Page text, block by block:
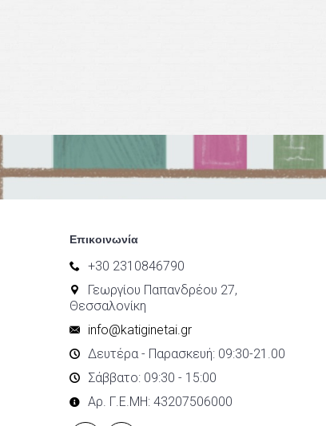
Επικοινωνία
+30 2310846790
Γεωργίου Παπανδρέου 27,
Θεσσαλονίκη
info@katiginetai.gr
Δευτέρα - Παρασκευή: 09:30-21.00
Σάββατο: 09:30 - 15:00
Αρ. Γ.Ε.ΜΗ: 43207506000